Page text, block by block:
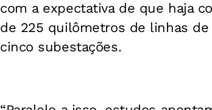
com a expectativa de que haja
de 225 quilômetros de linhas
cinco subestações.